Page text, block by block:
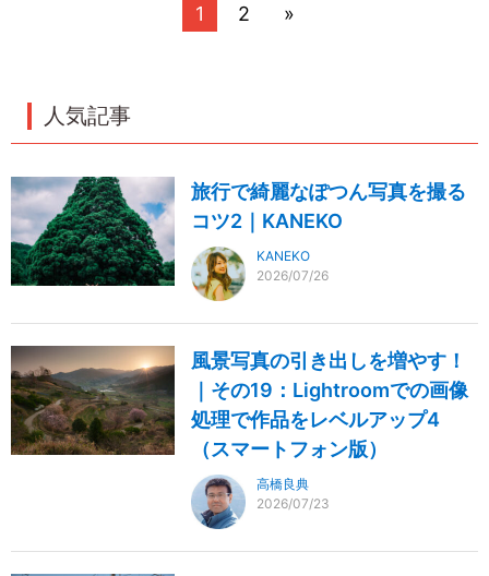
1 2 »
人気記事
旅行で綺麗なぽつん写真を撮る
コツ2｜KANEKO
KANEKO
2026/07/26
風景写真の引き出しを増やす！
｜その19：Lightroomでの画像
処理で作品をレベルアップ4
（スマートフォン版）
高橋良典
2026/07/23